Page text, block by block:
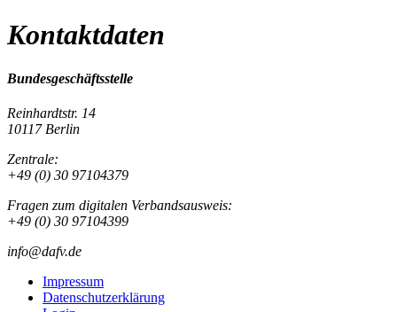
Kontaktdaten
Bundesgeschäftsstelle
Reinhardtstr. 14
10117 Berlin
Zentrale:
+49 (0) 30 97104379
Fragen zum digitalen Verbandsausweis:
+49 (0) 30 97104399
info@dafv.de
Impressum
Datenschutzerklärung